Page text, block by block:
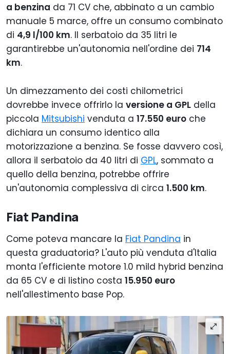
a benzina da 71 CV che, abbinato a un cambio
manuale 5 marce, offre un consumo combinato
di 4,9 l/100 km. Il serbatoio da 35 litri le
garantirebbe un'autonomia nell'ordine dei 714
km.
Un dimezzamento dei costi chilometrici
dovrebbe invece offrirlo la versione a GPL della
piccola Mitsubishi venduta a 17.550 euro che
dichiara un consumo identico alla
motorizzazione a benzina. Se fosse davvero così,
allora il serbatoio da 40 litri di GPL, sommato a
quello della benzina, potrebbe offrire
un'autonomia complessiva di circa 1.500 km.
Fiat Pandina
Come poteva mancare la Fiat Pandina in
questa graduatoria? L'auto più venduta d'Italia
monta l'efficiente motore 1.0 mild hybrid benzina
da 65 CV e di listino costa 15.950 euro
nell'allestimento base Pop.